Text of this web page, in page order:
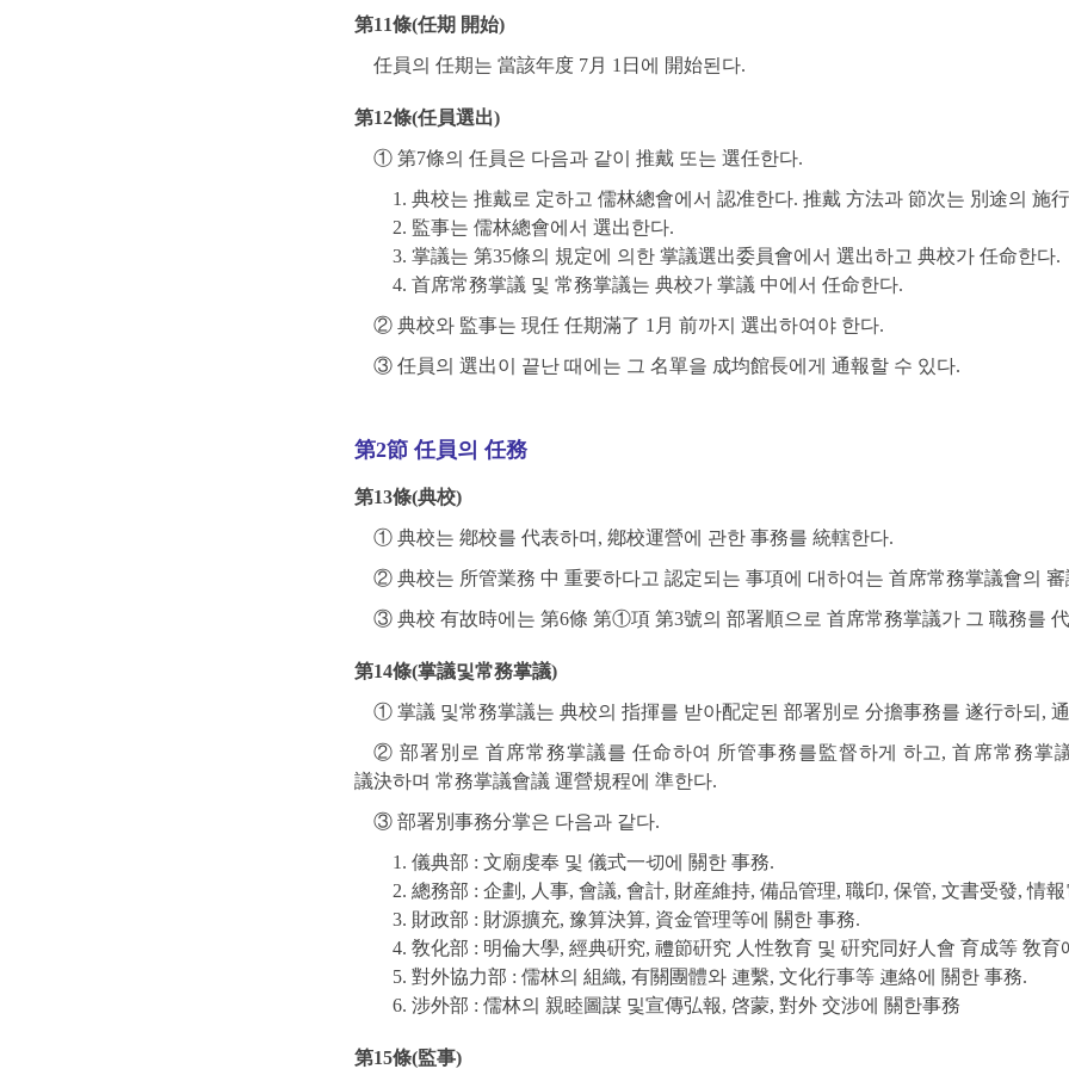
第11條(任期 開始)
任員의 任期는 當該年度 7月 1日에 開始된다.
第12條(任員選出)
① 第7條의 任員은 다음과 같이 推戴 또는 選任한다.
1. 典校는 推戴로 定하고 儒林總會에서 認准한다. 推戴 方法과 節次는 別途의 施
2. 監事는 儒林總會에서 選出한다.
3. 掌議는 第35條의 規定에 의한 掌議選出委員會에서 選出하고 典校가 任命한다.
4. 首席常務掌議 및 常務掌議는 典校가 掌議 中에서 任命한다.
② 典校와 監事는 現任 任期滿了 1月 前까지 選出하여야 한다.
③ 任員의 選出이 끝난 때에는 그 名單을 成均館長에게 通報할 수 있다.
第2節 任員의 任務
第13條(典校)
① 典校는 鄕校를 代表하며, 鄕校運營에 관한 事務를 統轄한다.
② 典校는 所管業務 中 重要하다고 認定되는 事項에 대하여는 首席常務掌議會의
③ 典校 有故時에는 第6條 第①項 第3號의 部署順으로 首席常務掌議가 그 職務를
第14條(掌議및常務掌議)
① 掌議 및常務掌議는 典校의 指揮를 받아配定된 部署別로 分擔事務를 遂行하되,
② 部署別로 首席常務掌議를 任命하여 所管事務를監督하게 하고, 首席常務掌
議決하며 常務掌議會議 運營規程에 準한다.
③ 部署別事務分掌은 다음과 같다.
1. 儀典部 : 文廟虔奉 및 儀式一切에 關한 事務.
2. 總務部 : 企劃, 人事, 會議, 會計, 財産維持, 備品管理, 職印, 保管, 文書受發, 情
3. 財政部 : 財源擴充, 豫算決算, 資金管理等에 關한 事務.
4. 敎化部 : 明倫大學, 經典硏究, 禮節硏究 人性敎育 및 硏究同好人會 育成等 敎育
5. 對外協力部 : 儒林의 組織, 有關團體와 連繫, 文化行事等 連絡에 關한 事務.
6. 涉外部 : 儒林의 親睦圖謀 및宣傳弘報, 啓蒙, 對外 交涉에 關한事務
第15條(監事)